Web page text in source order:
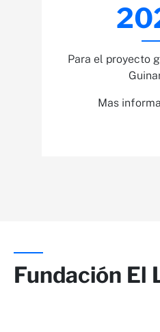
Para el proyecto
Mas
Fundación El